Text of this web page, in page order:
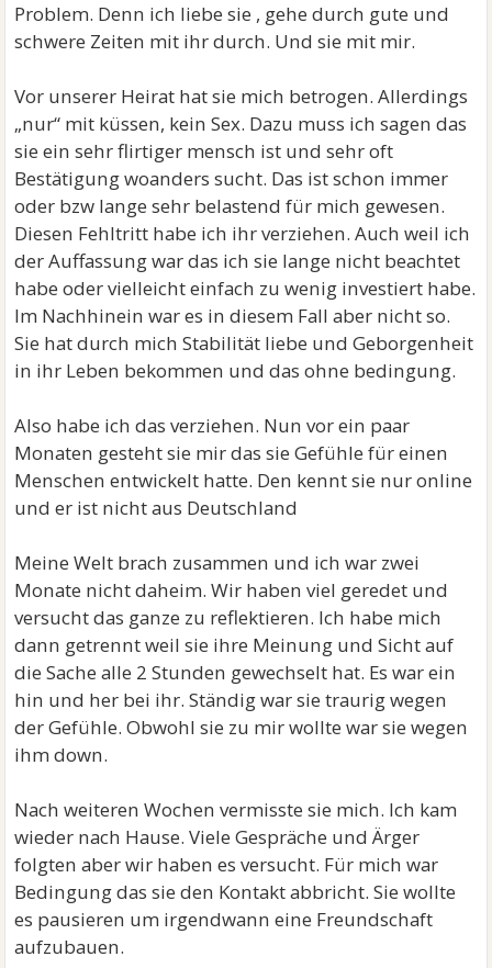
Problem. Denn ich liebe sie , gehe durch gute und
schwere Zeiten mit ihr durch. Und sie mit mir.
Vor unserer Heirat hat sie mich betrogen. Allerdings
„nur“ mit küssen, kein Sex. Dazu muss ich sagen das
sie ein sehr flirtiger mensch ist und sehr oft
Bestätigung woanders sucht. Das ist schon immer
oder bzw lange sehr belastend für mich gewesen.
Diesen Fehltritt habe ich ihr verziehen. Auch weil ich
der Auffassung war das ich sie lange nicht beachtet
habe oder vielleicht einfach zu wenig investiert habe.
Im Nachhinein war es in diesem Fall aber nicht so.
Sie hat durch mich Stabilität liebe und Geborgenheit
in ihr Leben bekommen und das ohne bedingung.
Also habe ich das verziehen. Nun vor ein paar
Monaten gesteht sie mir das sie Gefühle für einen
Menschen entwickelt hatte. Den kennt sie nur online
und er ist nicht aus Deutschland
Meine Welt brach zusammen und ich war zwei
Monate nicht daheim. Wir haben viel geredet und
versucht das ganze zu reflektieren. Ich habe mich
dann getrennt weil sie ihre Meinung und Sicht auf
die Sache alle 2 Stunden gewechselt hat. Es war ein
hin und her bei ihr. Ständig war sie traurig wegen
der Gefühle. Obwohl sie zu mir wollte war sie wegen
ihm down.
Nach weiteren Wochen vermisste sie mich. Ich kam
wieder nach Hause. Viele Gespräche und Ärger
folgten aber wir haben es versucht. Für mich war
Bedingung das sie den Kontakt abbricht. Sie wollte
es pausieren um irgendwann eine Freundschaft
aufzubauen.